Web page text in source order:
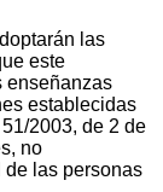
las
este
enseñanzas
establecidas
2003, de 2 de
no
las personas